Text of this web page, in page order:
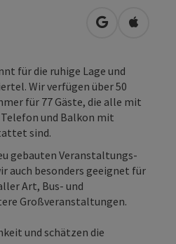
in Google
in
für die ruhige Lage und
Wir verfügen über 50
für 77 Gäste, die alle mit
Telefon und Balkon mit
sind.
gebauten Veranstaltungs-
auch besonders geeignet für
Art, Bus- und
Großveranstaltungen.
und schätzen die